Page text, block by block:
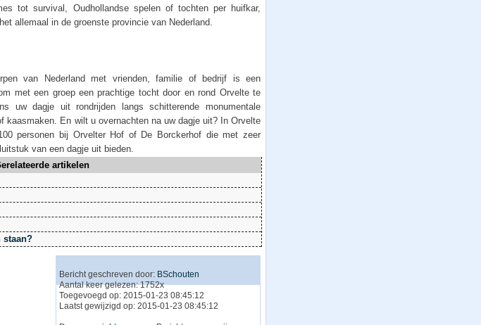
tot survival, Oudhollandse spelen of tochten per huifkar,
allemaal in de groenste provincie van Nederland.
van Nederland met vrienden, familie of bedrijf is een
met een groep een prachtige tocht door en rond Orvelte te
uw dagje uit rondrijden langs schitterende monumentale
kaasmaken. En wilt u overnachten na uw dagje uit? In Orvelte
personen bij Orvelter Hof of De Borckerhof die met zeer
van een dagje uit bieden.
artikelen
staan?
Bericht geschreven door: BSchouten
Aantal keer gelezen: 1752x
Toegevoegd op: 2015-01-23 08:45:12
Laatst gewijzigd op: 2015-01-23 08:45:12